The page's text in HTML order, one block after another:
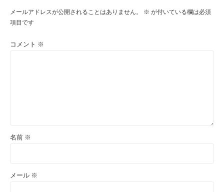
メールアドレスが公開されることはありません。 ※ が付いている欄は必須
項目です
コメント ※
名前 ※
メール ※